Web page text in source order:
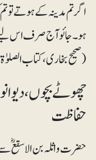
اگر تم مدینہ کے ہوتے تو
ہو۔ جائو آج صرف اس
(صحیح بخاری، کتاب
چھوٹے بچوں،
حفاظت
حضرت واثلہ بن الاسقعؓ